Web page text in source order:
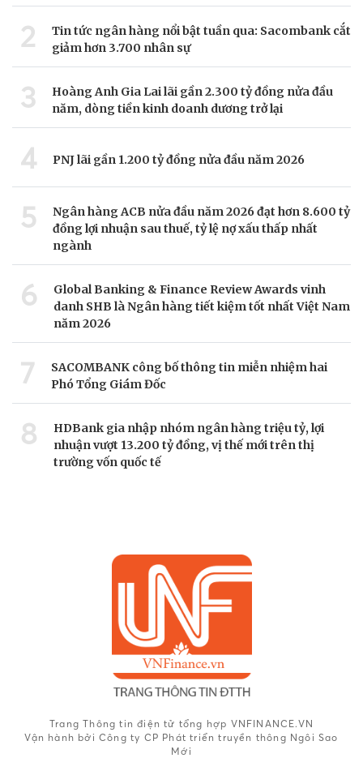
2
Tin tức ngân hàng nổi bật tuần qua: Sacombank cắt
giảm hơn 3.700 nhân sự
3
Hoàng Anh Gia Lai lãi gần 2.300 tỷ đồng nửa đầu
năm, dòng tiền kinh doanh dương trở lại
4 PNJ lãi gần 1.200 tỷ đồng nửa đầu năm 2026
5
Ngân hàng ACB nửa đầu năm 2026 đạt hơn 8.600 tỷ
đồng lợi nhuận sau thuế, tỷ lệ nợ xấu thấp nhất
ngành
6
Global Banking & Finance Review Awards vinh
danh SHB là Ngân hàng tiết kiệm tốt nhất Việt Nam
năm 2026
7
SACOMBANK công bố thông tin miễn nhiệm hai
Phó Tổng Giám Đốc
8
HDBank gia nhập nhóm ngân hàng triệu tỷ, lợi
nhuận vượt 13.200 tỷ đồng, vị thế mới trên thị
trường vốn quốc tế
Trang Thông tin điện tử tổng hợp VNFINANCE.VN
Vận hành bởi Công ty CP Phát triển truyền thông Ngôi Sao
Mới